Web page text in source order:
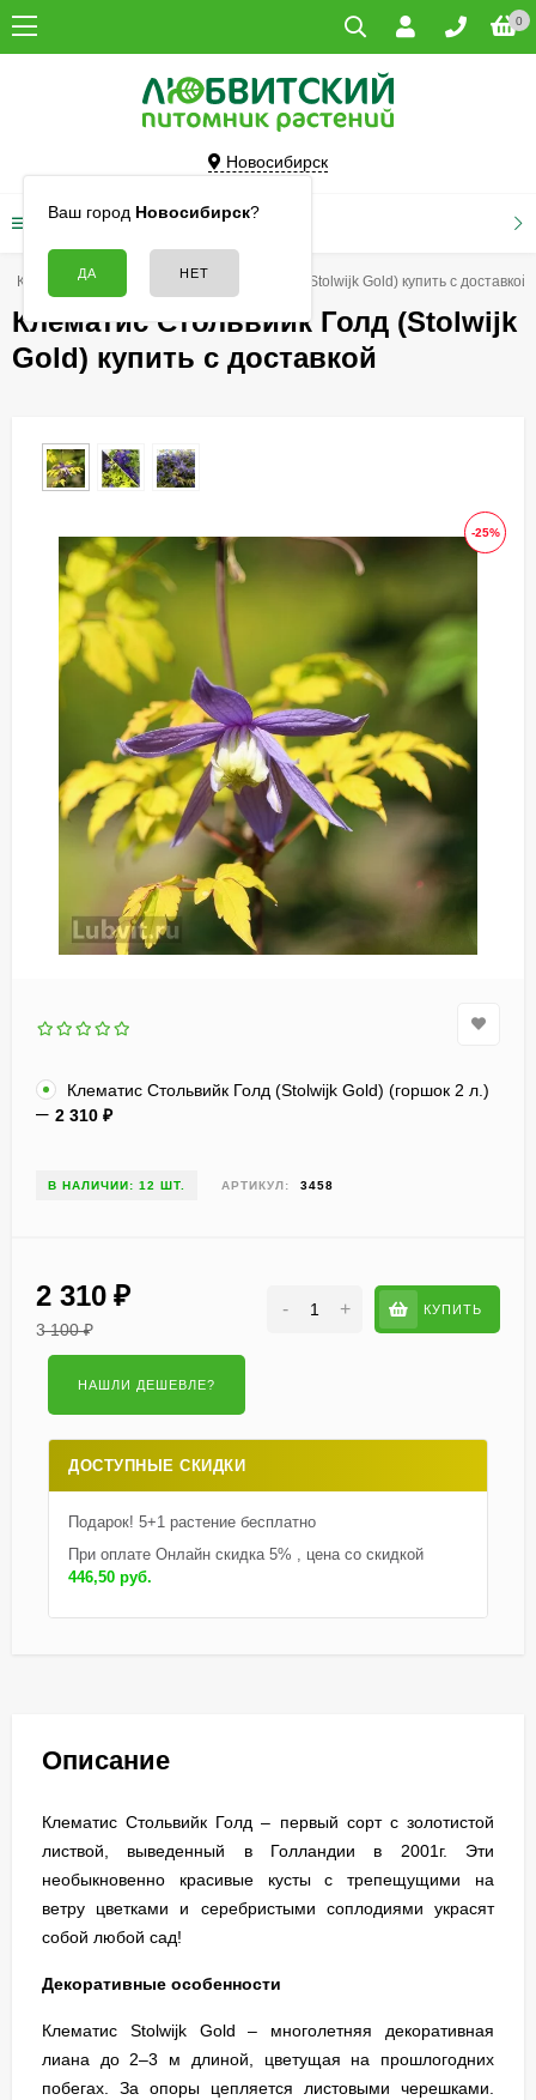
0
Новосибирск
Ваш город Новосибирск?
КАТАЛОГ ТОВАРОВ
Клематисы Клематис Стольвийк Голд (Stolwijk Gold) купить с доставкой
Клематис Стольвийк Голд (Stolwijk
Gold) купить с доставкой
-25%
Клематис Стольвийк Голд (Stolwijk Gold) (горшок 2 л.)
2 310 ₽
В НАЛИЧИИ: 12 ШТ. АРТИКУЛ: 3458
2 310 ₽
3 100 ₽
- + КУПИТЬ
ДОСТУПНЫЕ СКИДКИ
Подарок! 5+1 растение бесплатно
При оплате Онлайн скидка 5% , цена со скидкой
446,50 руб.
Описание
Клематис Стольвийк Голд – первый сорт с золотистой
листвой, выведенный в Голландии в 2001г. Эти
необыкновенно красивые кусты с трепещущими на
ветру цветками и серебристыми соплодиями украсят
собой любой сад!
Декоративные особенности
Клематис Stolwijk Gold – многолетняя декоративная
лиана до 2–3 м длиной, цветущая на прошлогодних
побегах. За опоры цепляется листовыми черешками.